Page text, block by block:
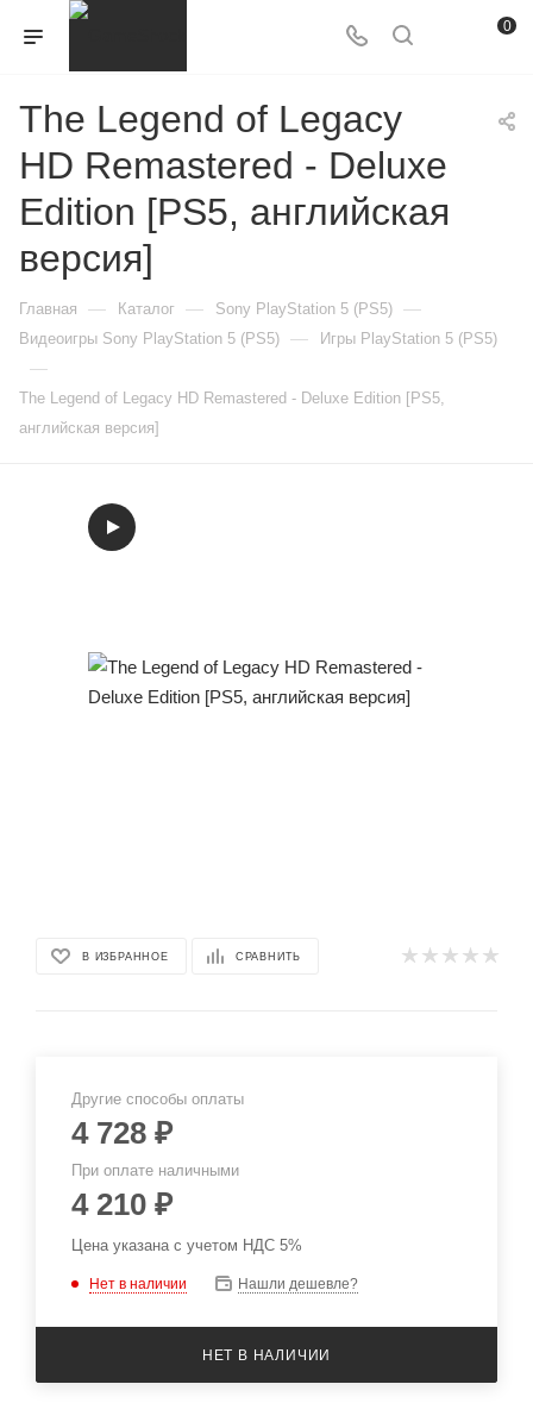
0
The Legend of Legacy
HD Remastered - Deluxe
Edition [PS5, английская
версия]
Главная — Каталог — Sony PlayStation 5 (PS5) —
Видеоигры Sony PlayStation 5 (PS5) — Игры PlayStation 5 (PS5)
—
The Legend of Legacy HD Remastered - Deluxe Edition [PS5,
английская версия]
В ИЗБРАННОЕ СРАВНИТЬ
Другие способы оплаты
4 728 ₽
При оплате наличными
4 210 ₽
Цена указана с учетом НДС 5%
Нет в наличии Нашли дешевле?
НЕТ В НАЛИЧИИ